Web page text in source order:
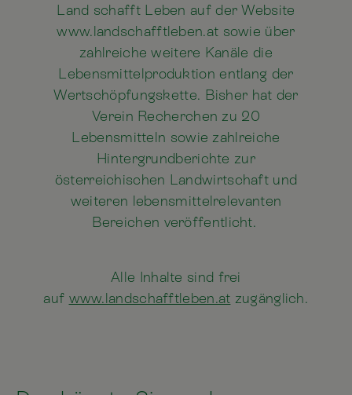
Land schafft Leben auf der Website
www.landschafftleben.at sowie über
zahlreiche weitere Kanäle die
Lebensmittelproduktion entlang der
Wertschöpfungskette. Bisher hat der
Verein Recherchen zu 20
Lebensmitteln sowie zahlreiche
Hintergrundberichte zur
österreichischen Landwirtschaft und
weiteren lebensmittelrelevanten
Bereichen veröffentlicht.
Alle Inhalte sind frei
auf www.landschafftleben.at zugänglich.